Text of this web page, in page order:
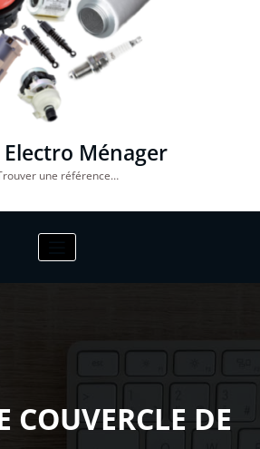
Electro Ménager
une référence…
COUVERCLE DE